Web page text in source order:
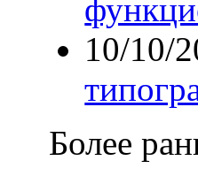
10/10/
Более